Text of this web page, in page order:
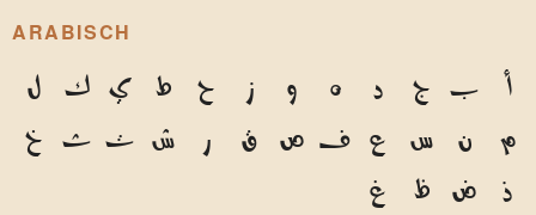
ARABISCH
أ ب ج د ه و ز ح ط ي ك ل
م ن س ع ف ص ق ر ش ت ث خ
ذ ض ظ غ